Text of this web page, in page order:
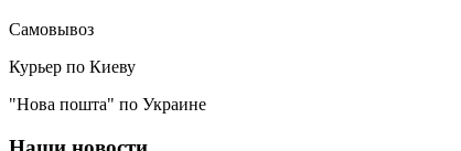
Самовывоз
Курьер по Киеву
"Нова пошта" по Украине